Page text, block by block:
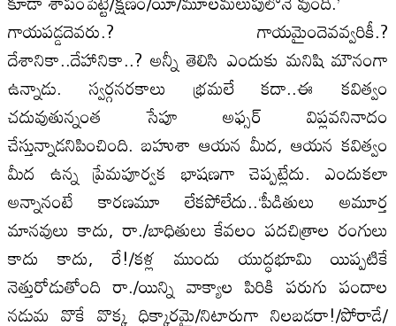
గాయపడ్డదెవరు.? గాయమైందెవవ్వరికీ.?
దేశానికా..దేహానికా..? అన్నీ తెలిసి ఎందుకు మనిషి మౌనంగా
ఉన్నాడు. స్వర్గనరకాలు భ్రమలే కదా..ఈ కవిత్వం
చదువుతున్నంత సేపూ అఫ్సర్‌ విప్లవనినాదం
చేస్తున్నాడనిపించింది. బహుశా ఆయన మీద, ఆయన కవిత్వం
మీద ఉన్న ప్రేమపూర్వక భాషణగా చెప్పట్లేదు. ఎందుకలా
అన్నానంటే కారణమూ లేకపోలేదు..‘పీడితులు అమూర్త
మానవులు కాదు, రా./బాధితులు కేవలం పదచిత్రాల రంగులు
కాదు కాదు, రే!/కళ్ల ముందు యుద్ధభూమి యిప్పటికే
నెత్తురోడుతోంది రా./యిన్ని వాక్యాల పిరికి పరుగు పందాల
నడుమ వొకే వొక్క ధిక్కారమై/నిటారుగా నిలబడరా!/పోరాడే/